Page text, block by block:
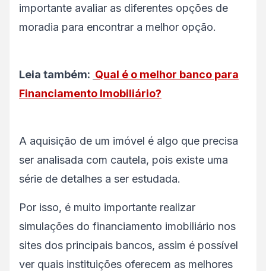
importante avaliar as diferentes opções de
moradia para encontrar a melhor opção.
Leia também: Qual é o melhor banco para
Financiamento Imobiliário?
A aquisição de um imóvel é algo que precisa
ser analisada com cautela, pois existe uma
série de detalhes a ser estudada.
Por isso, é muito importante realizar
simulações do financiamento imobiliário nos
sites dos principais bancos, assim é possível
ver quais instituições oferecem as melhores